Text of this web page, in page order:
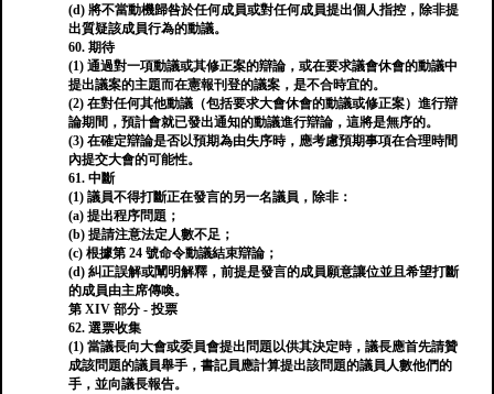
(d) 將不當動機歸咎於任何成員或對任何成員提出個人指控，除非提
出質疑該成員行為的動議。
60. 期待
(1) 通過對一項動議或其修正案的辯論，或在要求議會休會的動議中
提出議案的主題而在憲報刊登的議案，是不合時宜的。
(2) 在對任何其他動議（包括要求大會休會的動議或修正案）進行辯
論期間，預計會就已發出通知的動議進行辯論，這將是無序的。
(3) 在確定辯論是否以預期為由失序時，應考慮預期事項在合理時間
內提交大會的可能性。
61. 中斷
(1) 議員不得打斷正在發言的另一名議員，除非：
(a) 提出程序問題；
(b) 提請注意法定人數不足；
(c) 根據第 24 號命令動議結束辯論；
(d) 糾正誤解或闡明解釋，前提是發言的成員願意讓位並且希望打斷
的成員由主席傳喚。
第 XIV 部分 - 投票
62. 選票收集
(1) 當議長向大會或委員會提出問題以供其決定時，議長應首先請贊
成該問題的議員舉手，書記員應計算提出該問題的議員人數他們的
手，並向議長報告。